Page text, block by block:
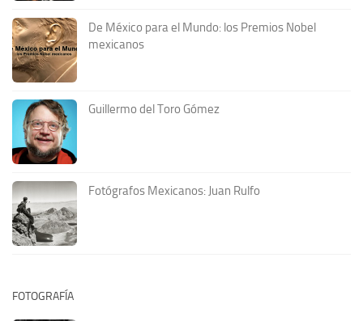
De México para el Mundo: los Premios Nobel
mexicanos
Guillermo del Toro Gómez
Fotógrafos Mexicanos: Juan Rulfo
FOTOGRAFÍA